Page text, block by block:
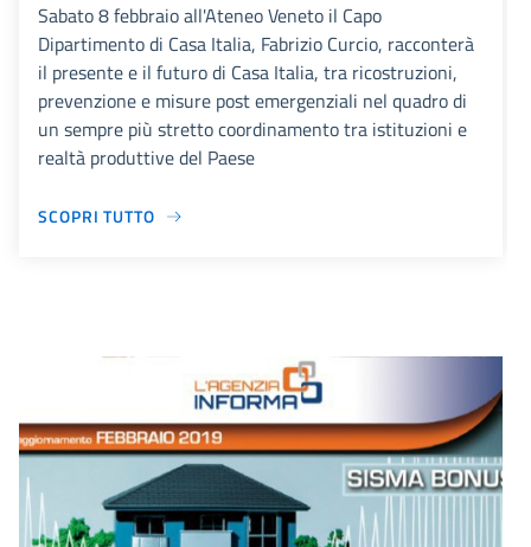
Sabato 8 febbraio all'Ateneo Veneto il Capo
Dipartimento di Casa Italia, Fabrizio Curcio, racconterà
il presente e il futuro di Casa Italia, tra ricostruzioni,
prevenzione e misure post emergenziali nel quadro di
un sempre più stretto coordinamento tra istituzioni e
realtà produttive del Paese
SCOPRI TUTTO